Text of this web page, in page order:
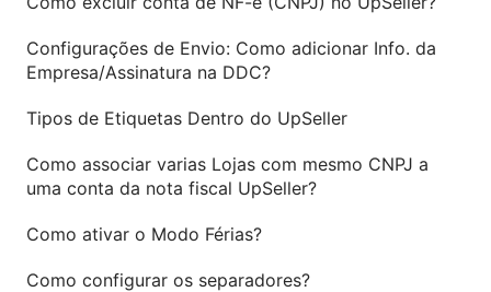
Configurações de Envio: Como adicionar Info. da
Empresa/Assinatura na DDC?
Tipos de Etiquetas Dentro do UpSeller
Como associar varias Lojas com mesmo CNPJ a
uma conta da nota fiscal UpSeller?
Como ativar o Modo Férias?
Como configurar os separadores?